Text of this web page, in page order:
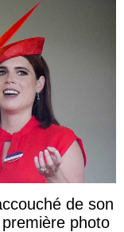
de son
photo